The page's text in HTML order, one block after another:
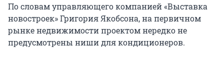
По словам управляющего компанией «Выставка
новостроек» Григория Якобсона, на первичном
рынке недвижимости проектом нередко не
предусмотрены ниши для кондиционеров.